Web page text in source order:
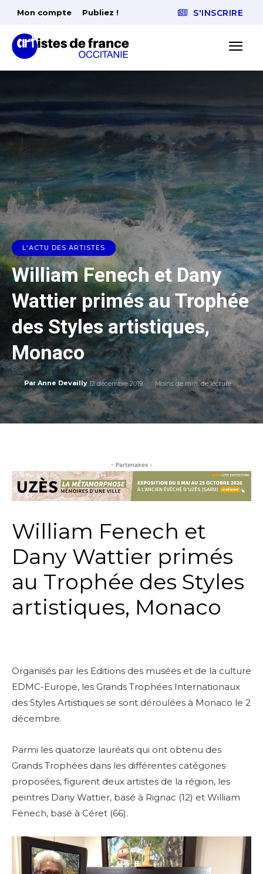
Mon compte Publiez ! S'INSCRIRE
L'ACTU DES ARTISTES
William Fenech et Dany
Wattier primés au Trophée
des Styles artistiques,
Monaco
Par Anne Devailly 12 décembre 2019 Moins de min. de lecture
- Partenaires -
William Fenech et
Dany Wattier primés
au Trophée des Styles
artistiques, Monaco
Organisés par les Editions des musées et de la culture
EDMC-Europe, les Grands Trophées Internationaux
des Styles Artistiques se sont déroulées à Monaco le 2
décembre.
Parmi les quatorze lauréats qui ont obtenu des
Grands Trophées dans les différentes catégories
proposées, figurent deux artistes de la région, les
peintres Dany Wattier, basé à Rignac (12) et William
Fenech, basé à Céret (66).